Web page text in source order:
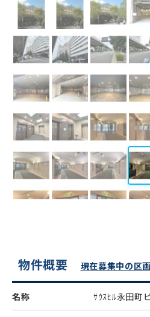
物件概要 現在募集中の区
名称 ｻｳｽﾋﾙ永田町